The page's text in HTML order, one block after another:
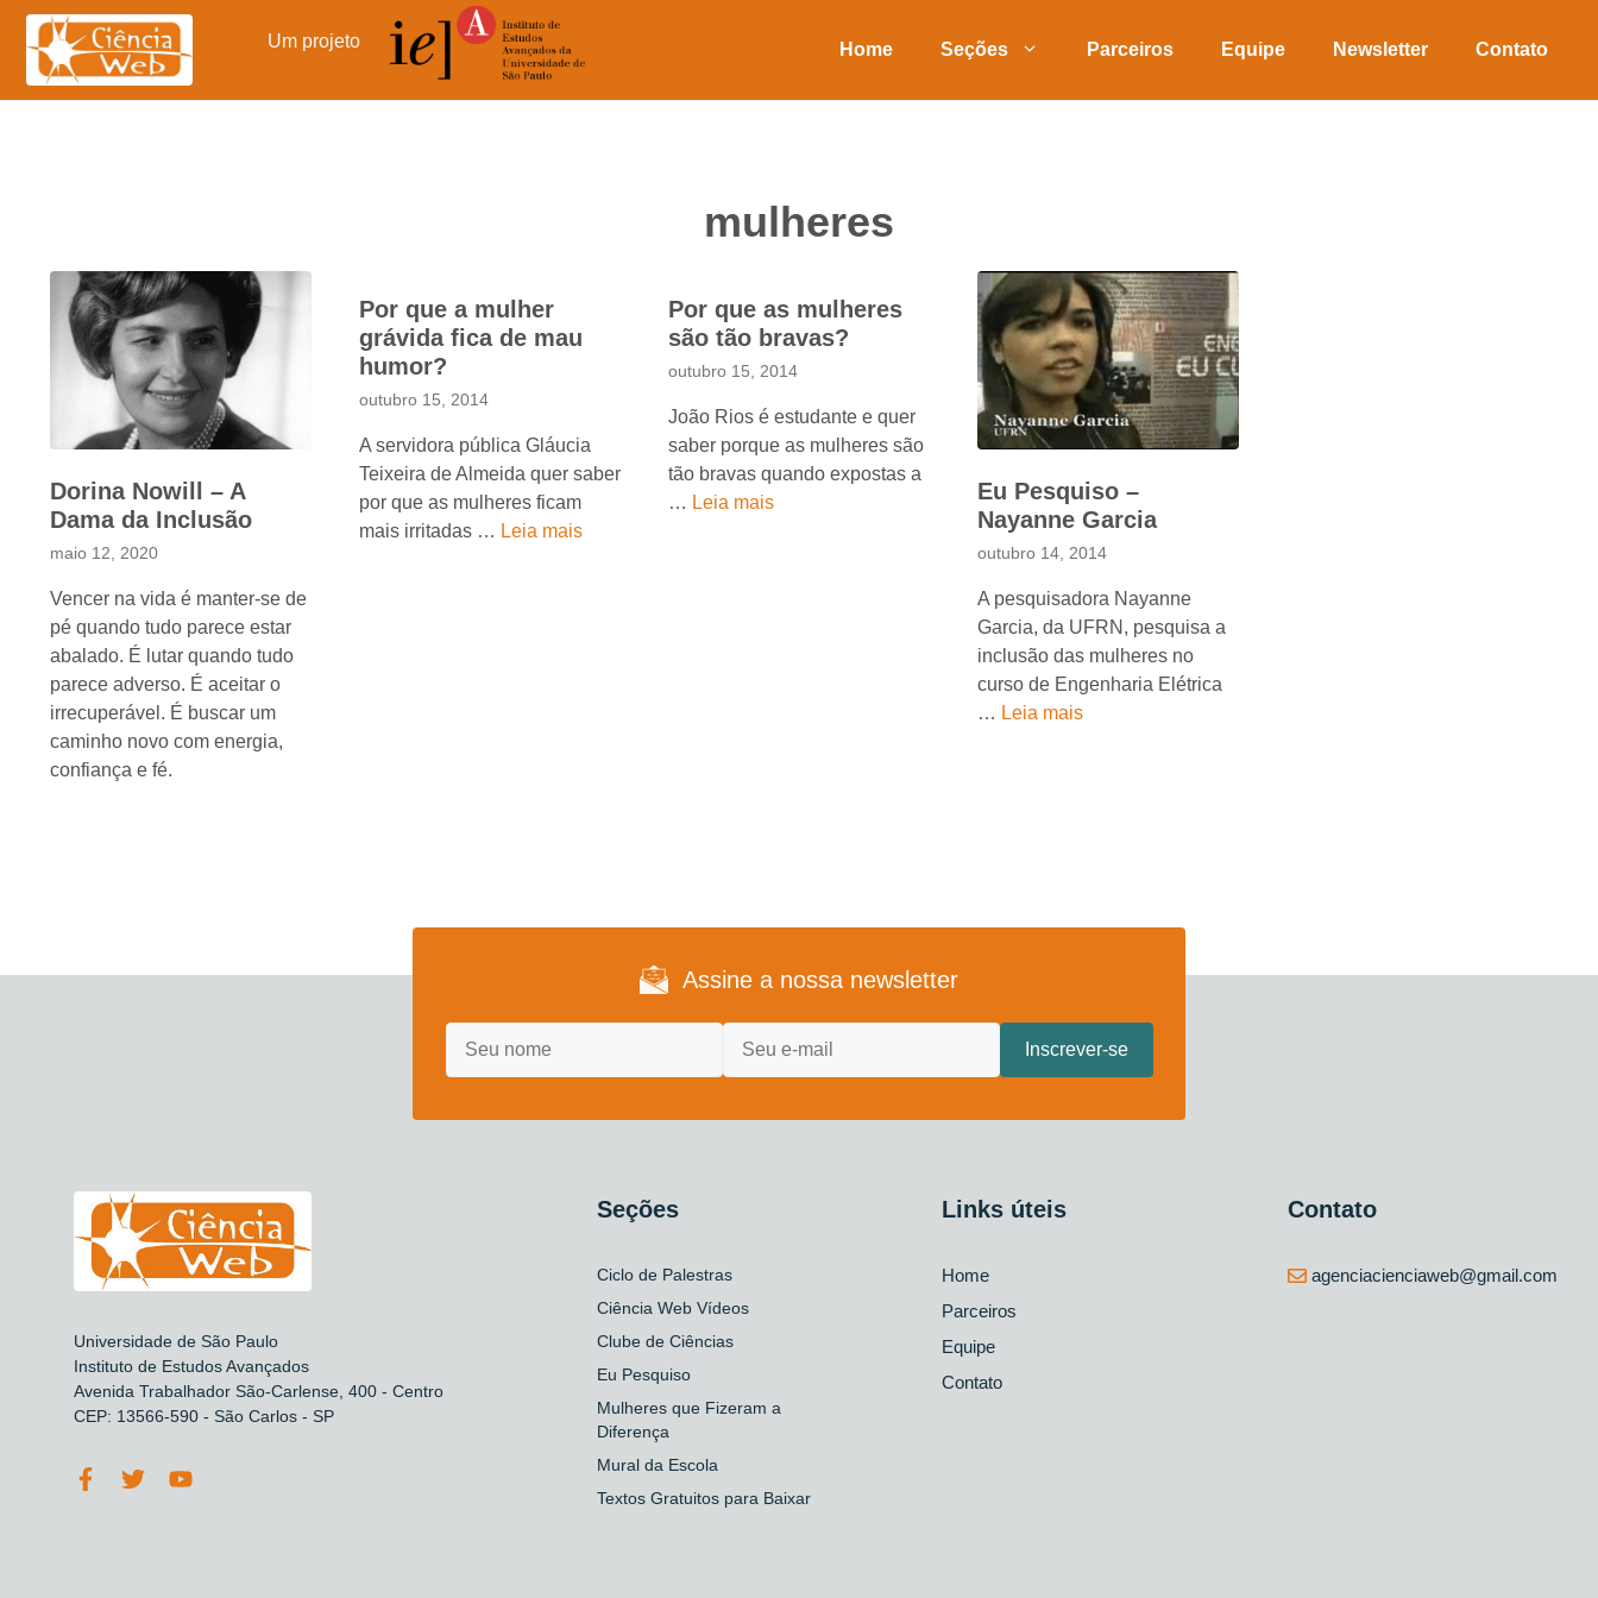
Pular
conteúdo
Um projeto Home Seções Parceiros Equipe Newsletter Contato
mulheres
Dorina Nowill – A
Dama da Inclusão
maio 12, 2020
Vencer na vida é manter-se de
pé quando tudo parece estar
abalado. É lutar quando tudo
parece adverso. É aceitar o
irrecuperável. É buscar um
caminho novo com energia,
confiança e fé.
Por que a mulher
grávida fica de mau
humor?
outubro 15, 2014
A servidora pública Gláucia
Teixeira de Almeida quer saber
por que as mulheres ficam
mais irritadas … Leia mais
Por que as mulheres
são tão bravas?
outubro 15, 2014
João Rios é estudante e quer
saber porque as mulheres são
tão bravas quando expostas a
… Leia mais
Eu Pesquiso –
Nayanne Garcia
outubro 14, 2014
A pesquisadora Nayanne
Garcia, da UFRN, pesquisa a
inclusão das mulheres no
curso de Engenharia Elétrica
… Leia mais
Assine a nossa newsletter
Universidade de São Paulo
Instituto de Estudos Avançados
Avenida Trabalhador São-Carlense, 400 - Centro
CEP: 13566-590 - São Carlos - SP
Seções
Ciclo de Palestras
Ciência Web Vídeos
Clube de Ciências
Eu Pesquiso
Mulheres que Fizeram a
Diferença
Mural da Escola
Textos Gratuitos para Baixar
Links úteis
Home
Parceiros
Equipe
Contato
Contato
agenciacienciaweb@gmail.com